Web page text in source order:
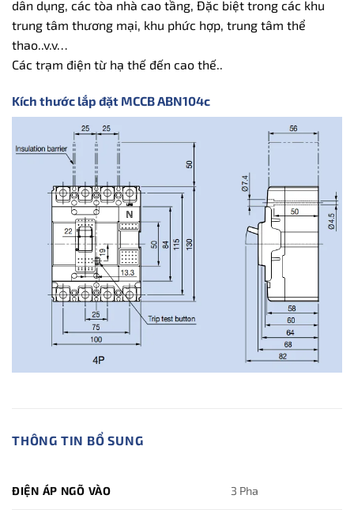
dân dụng, các tòa nhà cao tầng, Đặc biệt trong các khu
trung tâm thương mại, khu phức hợp, trung tâm thể
thao..v.v…
Các trạm điện từ hạ thế đến cao thế..
Kích thước lắp đặt MCCB ABN104c
THÔNG TIN BỔ SUNG
ĐIỆN ÁP NGÕ VÀO 3 Pha